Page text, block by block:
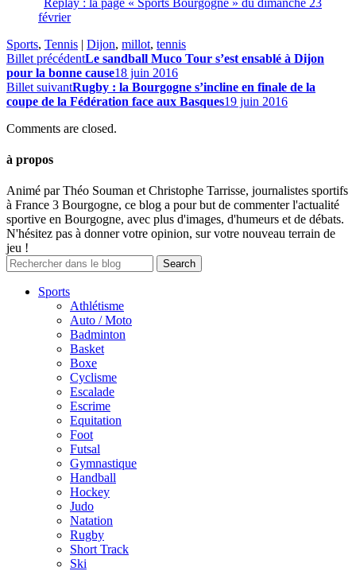
février
Sports, Tennis | Dijon, millot, tennis
Billet précédentLe sandball Muco Tour s’est ensablé à Dijon
pour la bonne cause18 juin 2016
Billet suivantRugby : la Bourgogne s’incline en finale de la
coupe de la Fédération face aux Basques19 juin 2016
Comments are closed.
à propos
Animé par Théo Souman et Christophe Tarrisse, journalistes sportifs
à France 3 Bourgogne, ce blog a pour but de commenter l'actualité
sportive en Bourgogne, avec plus d'images, d'humeurs et de débats.
N'hésitez pas à donner votre opinion, sur votre nouveau terrain de
jeu !
Sports
Athlétisme
Auto / Moto
Badminton
Basket
Boxe
Cyclisme
Escalade
Escrime
Equitation
Foot
Futsal
Gymnastique
Handball
Hockey
Judo
Natation
Rugby
Short Track
Ski